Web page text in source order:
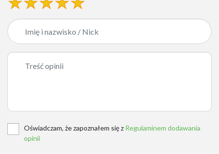
Oświadczam, że zapoznałem się z Regulaminem dodawania
opinii